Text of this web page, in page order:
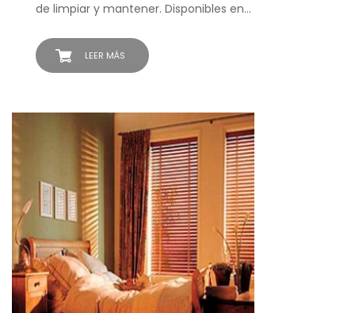
LEER MÁS
de limpiar y mantener. Disponibles en…